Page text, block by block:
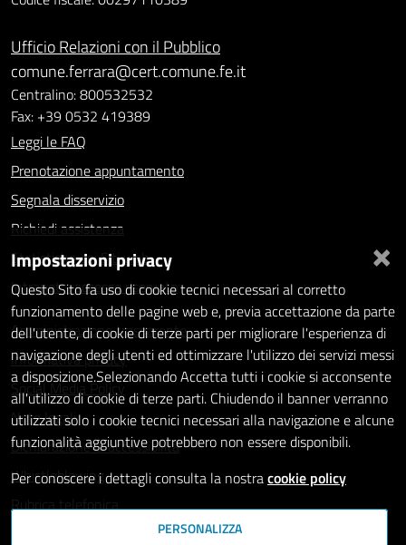
Ufficio Relazioni con il Pubblico
comune.ferrara@cert.comune.fe.it
Centralino: 800532532
Fax: +39 0532 419389
Leggi le FAQ
Prenotazione appuntamento
Segnala disservizio
Richiedi assistenza
Statistiche dei Siti web
Intranet - accesso riservato
Amministrazione trasparente
Informativa privacy
Social Media Policy
Note legali
Dichiarazione di accessibilità
Whistleblowing
Rubrica telefonica
×
Impostazioni privacy
Questo Sito fa uso di cookie tecnici necessari al corretto
funzionamento delle pagine web e, previa accettazione da parte
dell'utente, di cookie di terze parti per migliorare l'esperienza di
navigazione degli utenti ed ottimizzare l'utilizzo dei servizi messi
a disposizione.Selezionando Accetta tutti i cookie si acconsente
all'utilizzo di cookie di terze parti. Chiudendo il banner verranno
utilizzati solo i cookie tecnici necessari alla navigazione e alcune
funzionalità aggiuntive potrebbero non essere disponibili.
Per conoscere i dettagli consulta la nostracookie policy
PERSONALIZZA